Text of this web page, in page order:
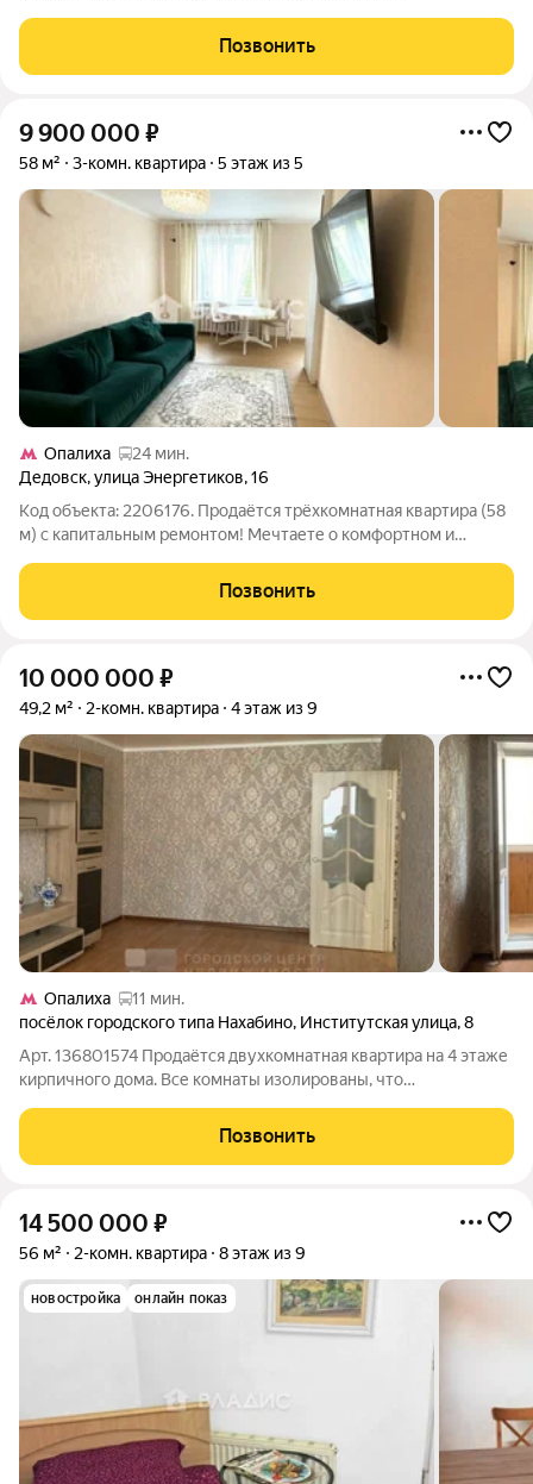
Позвонить
9 900 000 ₽
58 м² 3-комн. квартира 5 этаж из 5
Опалиха
24 мин.
Дедовск,улица Энергетиков,16
Код объекта: 2206176. Продаётся трёхкомнатная квартира (58
м) с капитальным ремонтом! Мечтаете о комфортном и
квартиру: - Капитальный
Позвонить
10 000 000 ₽
49,2 м² 2-комн. квартира 4 этаж из 9
Опалиха
11 мин.
посёлок городского типа Нахабино, Институтская улица,8
Арт. 136801574 Продаётся двухкомнатная квартира на 4 этаже
кирпичного дома. Все комнаты изолированы, что
семьи. Лоджия добавляет дополнительное пространство для
отдыха или хранения вещей. Санузел
Позвонить
14 500 000 ₽
56 м² 2-комн. квартира 8 этаж из 9
новостройка онлайн показ